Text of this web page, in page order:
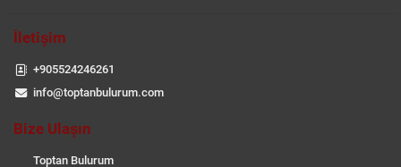
İletişim
+905524246261
info@toptanbulurum.com
Bize Ulaşın
Toptan Bulurum